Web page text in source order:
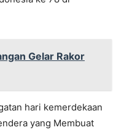
Gelar Rakor
hari kemerdekaan
yang Membuat